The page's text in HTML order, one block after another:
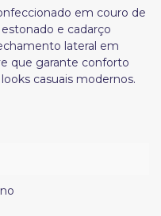
em couro de
e cadarço
lateral em
que garante conforto
casuais modernos.